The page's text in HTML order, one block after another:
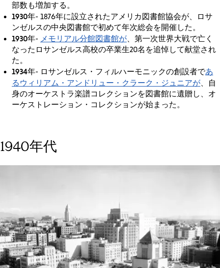
部数も増加する。
1930年- 1876年に設立されたアメリカ図書館協会が、ロサ
ンゼルスの中央図書館で初めて年次総会を開催した。
1930年- メモリアル分館図書館が 、第一次世界大戦で亡く
なったロサンゼルス高校の卒業生20名を追悼して献堂され
た。
1934年- ロサンゼルス・フィルハーモニックの創設者であ
るウィリアム・アンドリュー・クラーク・ジュニアが 、自
身のオーケストラ楽譜コレクションを図書館に遺贈し、オ
ーケストレーション・コレクションが始まった。
1940年代